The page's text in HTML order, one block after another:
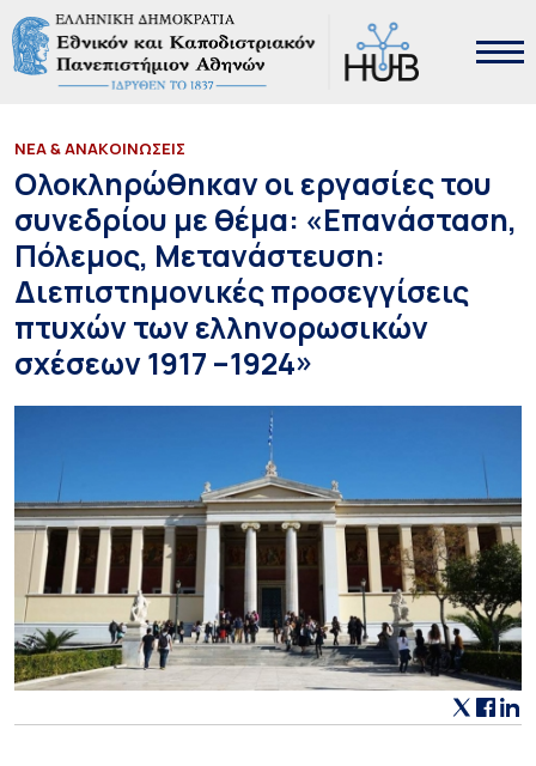
ΝΕΑ & ΑΝΑΚΟΙΝΩΣΕΙΣ
Ολοκληρώθηκαν οι εργασίες του
συνεδρίου με θέμα: «Επανάσταση,
Πόλεμος, Μετανάστευση:
Διεπιστημονικές προσεγγίσεις
πτυχών των ελληνορωσικών
σχέσεων 1917 –1924»